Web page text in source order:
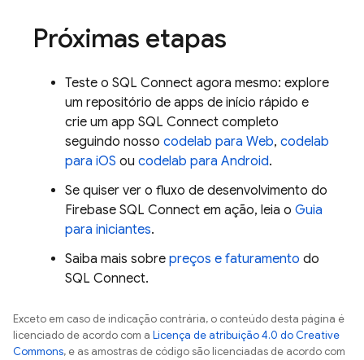
Próximas etapas
Teste o SQL Connect agora mesmo: explore
um repositório de apps de início rápido e
crie um app SQL Connect completo
seguindo nosso codelab para Web, codelab
para iOS ou codelab para Android.
Se quiser ver o fluxo de desenvolvimento do
Firebase SQL Connect em ação, leia o Guia
para iniciantes.
Saiba mais sobre preços e faturamento do
SQL Connect.
Exceto em caso de indicação contrária, o conteúdo desta página é
licenciado de acordo com a Licença de atribuição 4.0 do Creative
Commons, e as amostras de código são licenciadas de acordo com